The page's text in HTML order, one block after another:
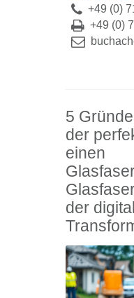
+49 (0)
+49 (0)
5
der
einen
der